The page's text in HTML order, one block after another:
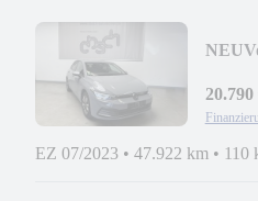
NEU
20.790
EZ 07/2023 • 47.922 km • 110